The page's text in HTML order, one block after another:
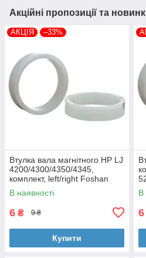
Акційні пропозиції та
АКЦІЯ –33%
Втулка вала магнітного HP LJ
4200/4300/4350/4345,
комплект, left/right Foshan
(MAG-1338A-BSH-Foshan)
В наявності
6 ₴ 9 ₴
Купити
В
6